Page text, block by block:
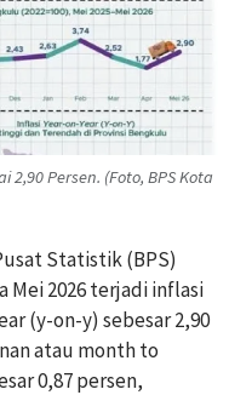
Persen. (Foto, BPS Kota
Statistik (BPS)
Mei 2026 terjadi inflasi
(y-on-y) sebesar 2,90
atau month to
0,87 persen,